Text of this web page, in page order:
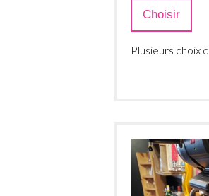
Choisir
Plusieurs choix